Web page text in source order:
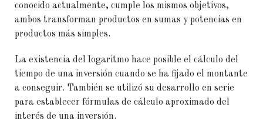
conocido actualmente, cumple los mismos objetivos,
ambos transforman productos en sumas y potencias en
productos más simples.
La existencia del logaritmo hace posible el cálculo del
tiempo de una inversión cuando se ha fijado el montante
a conseguir. También se utilizó su desarrollo en serie
para establecer fórmulas de cálculo aproximado del
interés de una inversión.